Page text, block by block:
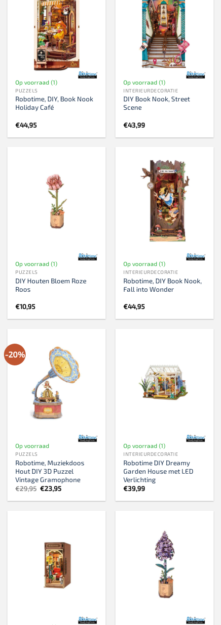
Op voorraad (1)
PUZZELS
Robotime, DIY, Book Nook
Holiday Café
€44,95
Op voorraad (1)
INTERIEURDECORATIE
DIY Book Nook, Street
Scene
€43,99
Op voorraad (1)
PUZZELS
DIY Houten Bloem Roze
Roos
€10,95
Op voorraad (1)
INTERIEURDECORATIE
Robotime, DIY Book Nook,
Fall into Wonder
€44,95
-20%
Op voorraad
PUZZELS
Robotime, Muziekdoos
Hout DIY 3D Puzzel
Vintage Gramophone
€29,95 Oorspronkelijke
prijs
was:
€23,95Huidige
is:
Op voorraad (1)
INTERIEURDECORATIE
Robotime DIY Dreamy
Garden House met LED
Verlichting
€39,99